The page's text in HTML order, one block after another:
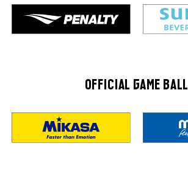
OFFICIAL GAME BALL